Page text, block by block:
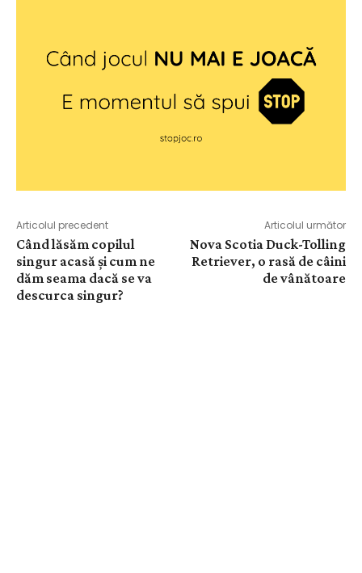
Articolul precedent
Când lăsăm copilul
singur acasă și cum ne
dăm seama dacă se va
descurca singur?
Articolul următor
Nova Scotia Duck-Tolling
Retriever, o rasă de câini
de vânătoare